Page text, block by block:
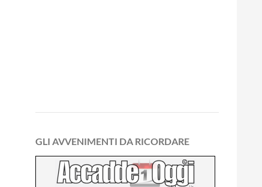
GLI AVVENIMENTI DA RICORDARE